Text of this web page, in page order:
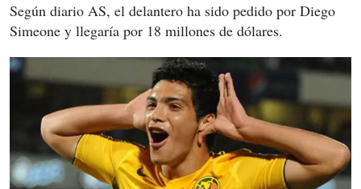
Según diario AS, el delantero ha sido pedido por Diego
Simeone y llegaría por 18 millones de dólares.